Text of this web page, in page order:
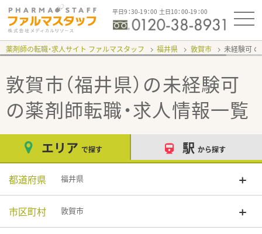
平日9：30-19：00 土日10：00-19：00
薬剤師の転職・求人サイト ファルマスタッフ 福井県 敦賀市 未経験可
敦賀市（福井県）の未経験可
の薬剤師転職・求人情報一覧
エリア で探す 駅 から探す
都道府県 福井県
市区町村 敦賀市